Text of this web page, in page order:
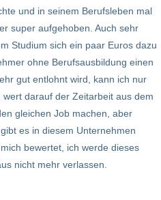
und in seinem Berufsleben mal
super aufgehoben. Auch sehr
Studium sich ein paar Euros dazu
ohne Berufsausbildung einen
gut entlohnt wird, kann ich nur
darauf der Zeitarbeit aus dem
gleichen Job machen, aber
es in diesem Unternehmen
bewertet, ich werde dieses
nicht mehr verlassen.